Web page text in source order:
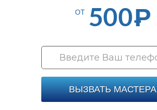
ОТ 500Р
ВЫЗВАТЬ МАСТЕРА